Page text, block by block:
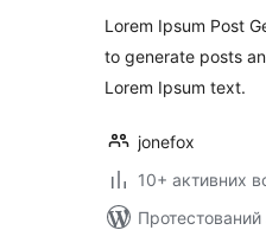
Lorem Ipsum Post
to generate posts
Lorem Ipsum text.
jonefox
10+ активних
Протестований